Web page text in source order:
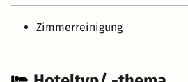
Zimmerreinigung